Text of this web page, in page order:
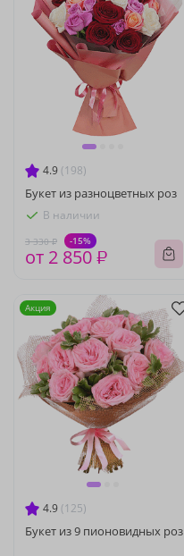
4.9 (198)
Букет из разноцветных роз
В наличии
3 330 ₽ -15%
от 2 850 ₽
4.9 (125)
Букет из 9 пионовидных роз
Акция